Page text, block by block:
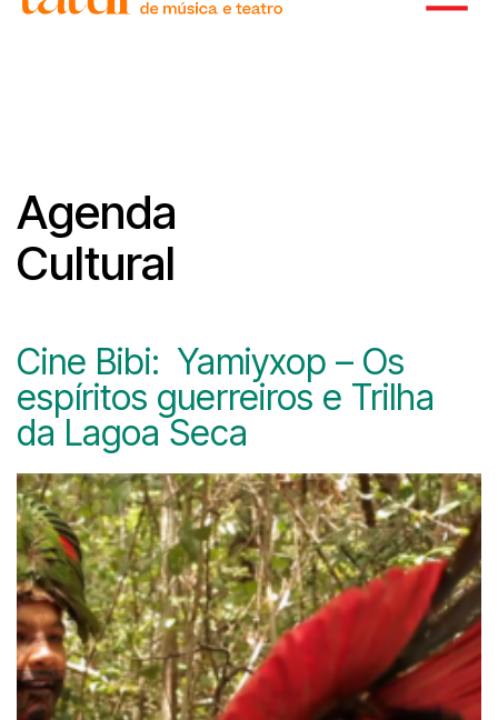
Agenda
Cultural
Cine Bibi: Yamiyxop – Os
espíritos guerreiros e Trilha
da Lagoa Seca